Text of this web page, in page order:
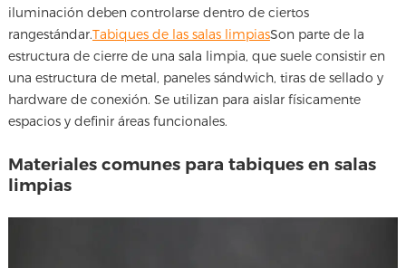
iluminación deben controlarse dentro de ciertos
rangestándar.Tabiques de las salas limpiasSon parte de la
estructura de cierre de una sala limpia, que suele consistir en
una estructura de metal, paneles sándwich, tiras de sellado y
hardware de conexión. Se utilizan para aislar físicamente
espacios y definir áreas funcionales.
Materiales comunes para tabiques en salas
limpias